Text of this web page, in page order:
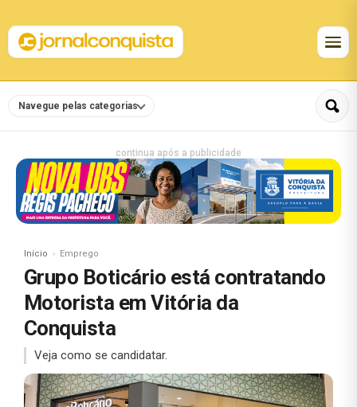
Navegue pelas categorias
continua após a publicidade
Início Emprego
Grupo Boticário está contratando
Motorista em Vitória da
Conquista
Veja como se candidatar.